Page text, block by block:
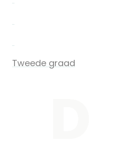
Tweede graad